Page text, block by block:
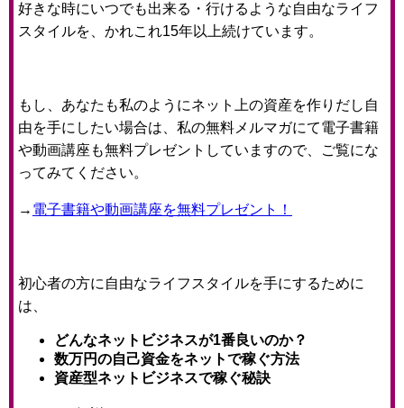
好きな時にいつでも出来る・行けるような自由なライフ
スタイルを、かれこれ15年以上続けています。
もし、あなたも私のようにネット上の資産を作りだし自
由を手にしたい場合は、 私の無料メルマガにて電子書籍
や動画講座も無料プレゼントしていますので、ご覧にな
ってみてください。
→ 電子書籍や動画講座を無料プレゼント！
初心者の方に自由なライフスタイルを手にするために
は、
どんなネットビジネスが1番良いのか？
数万円の自己資金をネットで稼ぐ方法
資産型ネットビジネスで稼ぐ秘訣